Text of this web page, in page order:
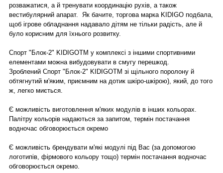
розважатися, а й тренувати координацію рухів, а також
вестибулярний апарат. Як бачите, торгова марка KIDIGO подбала,
щоб ігрове обладнання надавало дітям не тільки радість, але й
було корисним для їхнього розвитку.
Спорт "Блок-2" KIDIGOTM у комплексі з іншими спортивними
елементами можна вибудовувати в смугу перешкод.
Зроблений Спорт "Блок-2" KIDIGOTM зі щільного поролону й
обтягнутий м'яким, приємним на дотик шкіро-шкірою), який, до того
ж, легко миється.
Є можливість виготовлення м'яких модулів в інших кольорах.
Палітру кольорів надаються за запитом, термін постачання
водночас обговорюється окремо
Є можливість брендувати м'які модулі під Вас (за допомогою
логотипів, фірмового кольору тощо) термін постачання водночас
обговорюється окремо.